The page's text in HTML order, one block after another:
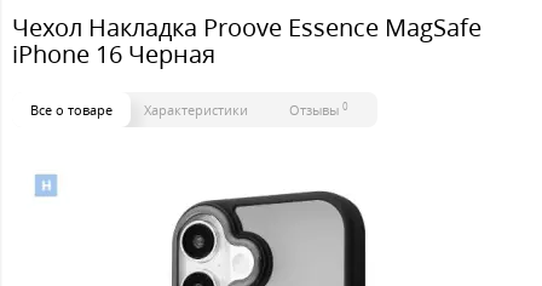
Чехол Накладка Proove Essence MagSafe
iPhone 16 Черная
Все о товаре Характеристики Отзывы 0